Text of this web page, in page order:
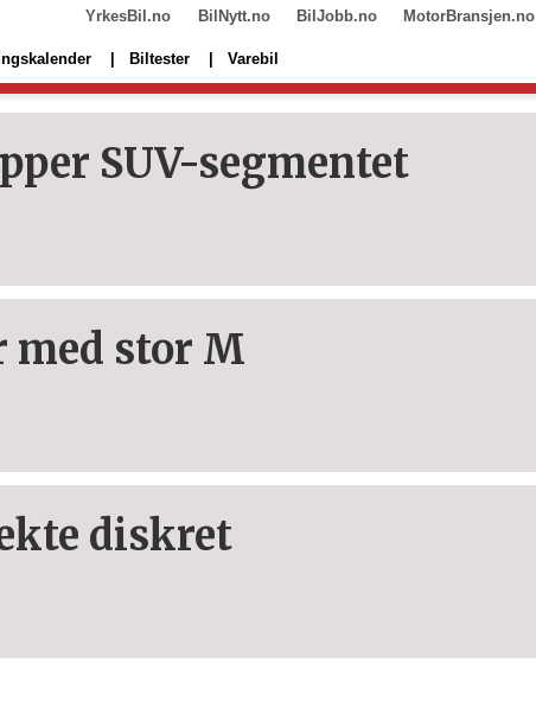
YrkesBil.no BilNytt.no BilJobb.no MotorBransjen.no
Biltester Varebil
SUV-segmentet
med stor M
diskret